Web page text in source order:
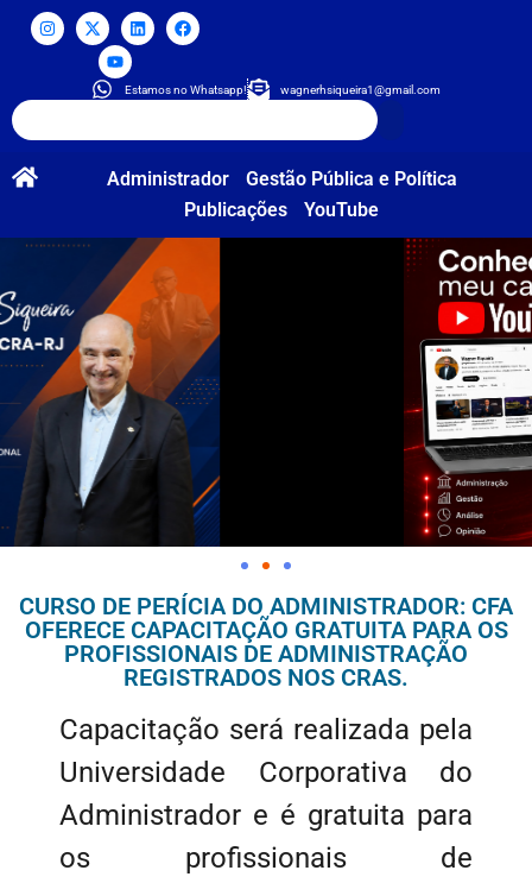
Estamos no Whatsapp! wagnerhsiqueira1@gmail.com
Administrador
Gestão Pública e Política
Publicações
YouTube
CURSO DE PERÍCIA DO ADMINISTRADOR: CFA
OFERECE CAPACITAÇÃO GRATUITA PARA OS
PROFISSIONAIS DE ADMINISTRAÇÃO
REGISTRADOS NOS CRAS.
Capacitação será realizada pela
Universidade Corporativa do
Administrador e é gratuita para
os profissionais de